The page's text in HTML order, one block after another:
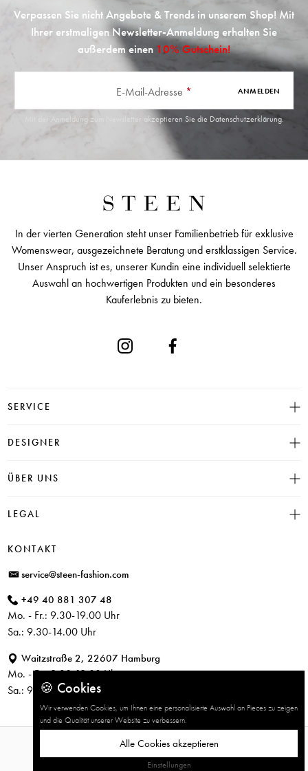
Verpassen Sie nicht Angebote & Trends in unserem Shop! Mit
Ihrer erstmaligen Newsletter-Anmeldung erhalten Sie
außerdem einen 10% Gutschein!
E-Mail-Adresse * ANMELDEN
Mit der Anmeldung zum Newsletter akzeptieren Sie die Datenschutzerklärung.
In der vierten Generation steht unser Familienbetrieb für exklusive
Womenswear, ausgezeichnete Beratung und erstklassigen Service.
Unser Anspruch ist es, unserer Kundin eine individuell selektierte
Auswahl an hochwertigen Produkten und ein besonderes
Kauferlebnis zu bieten.
SERVICE
Größentabelle
Häufige Fragen
Rücksendung
DESIGNER
INSIEME
JUVIA
CANDICE COOPER
+ Mehr Designer
ÜBER UNS
Historie
LEGAL
Impressum
KONTAKT
service@steen-fashion.com
+49 40 881 307 48
Mo. - Fr.: 9.30-19.00 Uhr
Sa.: 9.30-14.00 Uhr
Waitzstraße 2, 22607 Hamburg
Mo. - Fr.: 9.30-19.00 Uhr
Sa.: 9.30-14.00 Uhr
© 2026 STEEN FASHION
🍪 Cookies
Wir verwenden Cookies, um Ihnen eine personalisierte Auswahl an Pieces zu zeigen
und die Qualität unserer Website zu verbessern.
Alle Cookies akzeptieren
Einstellungen